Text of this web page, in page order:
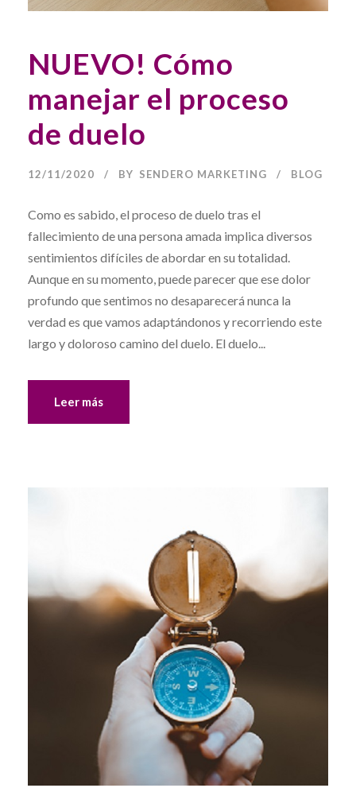
NUEVO! Cómo
manejar el proceso
de duelo
12/11/2020 BY SENDERO MARKETING BLOG
Como es sabido, el proceso de duelo tras el
fallecimiento de una persona amada implica diversos
sentimientos difíciles de abordar en su totalidad.
Aunque en su momento, puede parecer que ese dolor
profundo que sentimos no desaparecerá nunca la
verdad es que vamos adaptándonos y recorriendo este
largo y doloroso camino del duelo. El duelo...
Leer más